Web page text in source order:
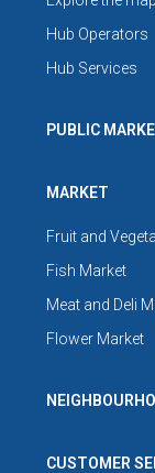
Hub Operators
Hub Services
PUBLIC
MARKET
Fruit and
Fish Market
Meat and Deli
Flower Market
CUSTOMER